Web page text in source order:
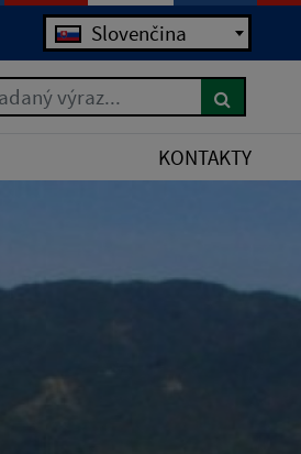
Jazyk Slovenčina
výraz...
KONTAKTY